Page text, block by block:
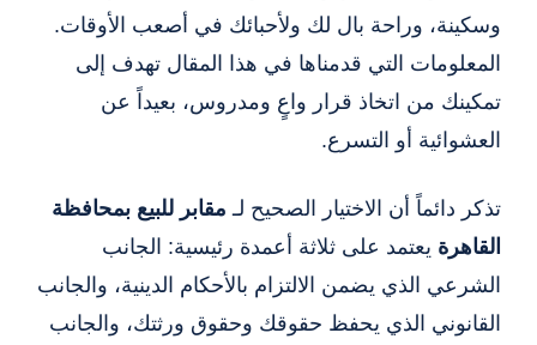
وسكينة، وراحة بال لك ولأحبائك في أصعب الأوقات.
المعلومات التي قدمناها في هذا المقال تهدف إلى
تمكينك من اتخاذ قرار واعٍ ومدروس، بعيداً عن
العشوائية أو التسرع.
تذكر دائماً أن الاختيار الصحيح لـ مقابر للبيع بمحافظة
القاهرة يعتمد على ثلاثة أعمدة رئيسية: الجانب
الشرعي الذي يضمن الالتزام بالأحكام الدينية، والجانب
القانوني الذي يحفظ حقوقك وحقوق ورثتك، والجانب